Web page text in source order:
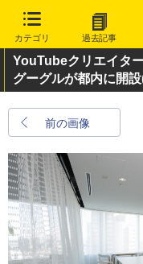
カテゴリ 過去記事
YouTubeクリエイタ
グーグルが都内に開設
前の画像